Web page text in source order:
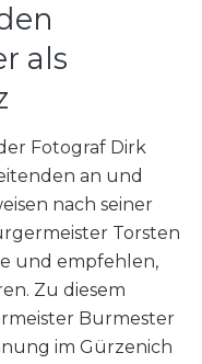
als
Fotograf Dirk
an und
nach seiner
Torsten
und empfehlen,
Zu diesem
Burmester
im Gürzenich